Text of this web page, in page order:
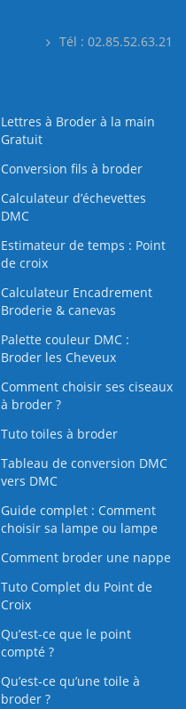
Tél : 02.85.52.63.21
Lettres à Broder à la main
Gratuit
Conversion fils à broder
Calculateur d’échevettes
DMC
Estimateur de temps : Point
de croix
Calculateur Encadrement
Broderie & canevas
Palette couleur DMC :
Broder les Cheveux
Comment choisir ses ciseaux
à broder ?
Tuto toiles à broder
Tableau de conversion DMC
vers DMC
Guide complet : Comment
choisir sa lampe ou lampe
Comment broder une nappe
Tuto Complet du Point de
Croix
Qu’est-ce que le point
compté ?
Qu’est‑ce qu’une toile à
broder ?